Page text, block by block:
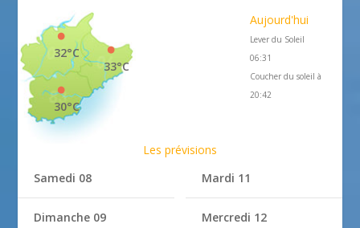
33°C
32°C
30°C
Aujourd'hui
Lever du Soleil
06:31
Coucher du soleil à
20:42
Les prévisions
Samedi 08
Dimanche 09
Mardi 11
Mercredi 12